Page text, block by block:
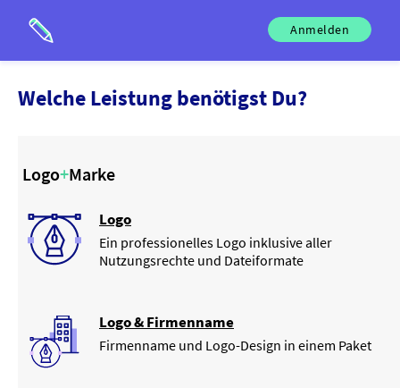
Anmelden
WelcheLeistungbenötigst Du?
Logo+Marke
Logo
Ein professionelles Logo inklusive aller
Nutzungsrechte und Dateiformate
Logo & Firmenname
Firmenname und Logo-Design in einem Paket